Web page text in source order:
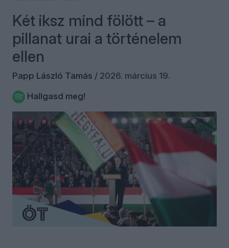
Két iksz mind fölött – a
pillanat urai a történelem
ellen
Papp László Tamás / 2026. március 19.
Hallgasd meg!